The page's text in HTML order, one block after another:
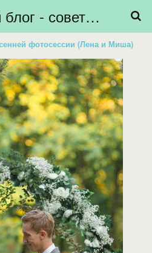
Свадебный блог - советы невестам, подготовка к свадьбе - HiBride
фотосессии (Лена и Миша)